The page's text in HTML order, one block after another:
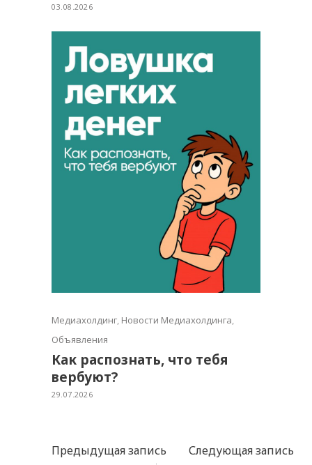
03.08.2026
Медиахолдинг, Новости Медиахолдинга,
Объявления
Как распознать, что тебя
вербуют?
29.07.2026
Предыдущая запись
Следующая запись